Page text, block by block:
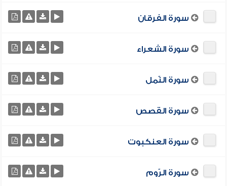
سورة الفرقان
سورة الشعراء
سورة النّمل
سورة القصص
سورة العنكبوت
سورة الرّوم